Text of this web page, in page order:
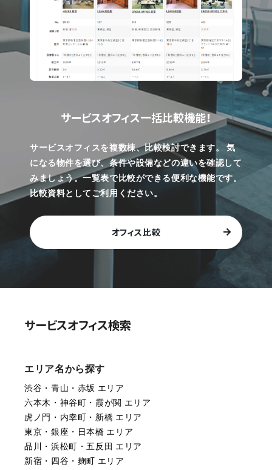
サービスオフィス一括比較機能！
サービスオフィスを複数棟、比較検討できます。
気
になる物件を選び、条件や設備などの違いを確認して
みましょう。一覧表で比較ができる便利な機能です。
比較資料としてご利用ください。
オフィス比較
サービスオフィス検索
エリア名から探す
渋谷・青山・赤坂 エリア
六本木・神谷町・霞が関 エリア
虎ノ門・内幸町・新橋 エリア
東京・銀座・日本橋 エリア
品川・浜松町・五反田 エリア
新宿・四谷・麹町 エリア